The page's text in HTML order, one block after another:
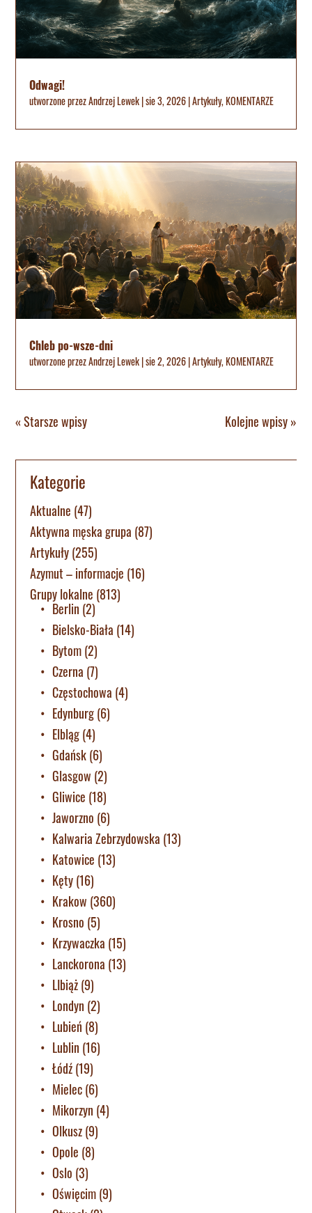
Odwagi!
utworzone przezAndrzej Lewek|sie 3, 2026|Artykuły,KOMENTARZE
Chleb po-wsze-dni
utworzone przezAndrzej Lewek|sie 2, 2026|Artykuły,KOMENTARZE
« Starsze wpisy Kolejne wpisy »
Kategorie
Aktualne (47)
Aktywna męska grupa (87)
Artykuły(255)
Azymut – informacje (16)
Grupy lokalne (813)
Berlin (2)
Bielsko-Biała (14)
Bytom(2)
Czerna (7)
Częstochowa (4)
Edynburg(6)
Elbląg(4)
Gdańsk(6)
Glasgow (2)
Gliwice (18)
Jaworzno (6)
Kalwaria Zebrzydowska (13)
Katowice (13)
Kęty(16)
Krakow (360)
Krosno (5)
Krzywaczka (15)
Lanckorona (13)
LIbiąż(9)
Londyn (2)
Lubień (8)
Lublin (16)
Łódź(19)
Mielec(6)
Mikorzyn (4)
Olkusz(9)
Opole (8)
Oslo (3)
Oświęcim(9)